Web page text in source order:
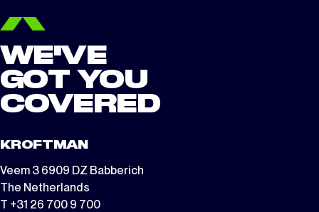
WE'VE
GOT YOU
COVERED
KROFTMAN
Veem 3 6909 DZ Babberich
The Netherlands
T +31 26 700 9 700